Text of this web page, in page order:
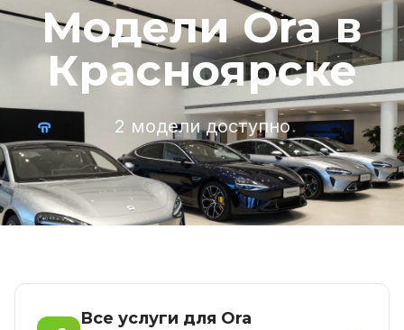
Модели Ora в
Красноярске
2 модели доступно
Все услуги для Ora